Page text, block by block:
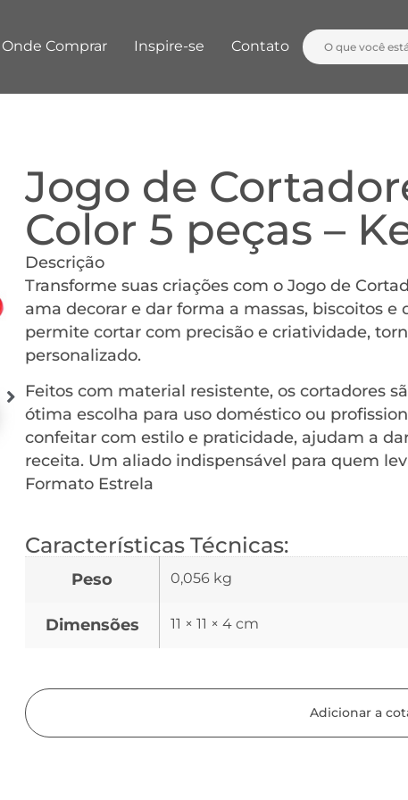
Onde Comprar Inspire-se Contato
Jogo de
Color 5 peças –
Descrição
Transforme suas criações com o Jogo de
ama decorar e dar forma a massas, biscoitos e
permite cortar com precisão e criatividade,
personalizado.
Feitos com material resistente, os cortadores
ótima escolha para uso doméstico ou
confeitar com estilo e praticidade, ajudam a
receita. Um aliado indispensável para quem
Formato Estrela
Características Técnicas:
Peso 0,056 kg
Dimensões 11 × 11 × 4 cm
Adicionar a